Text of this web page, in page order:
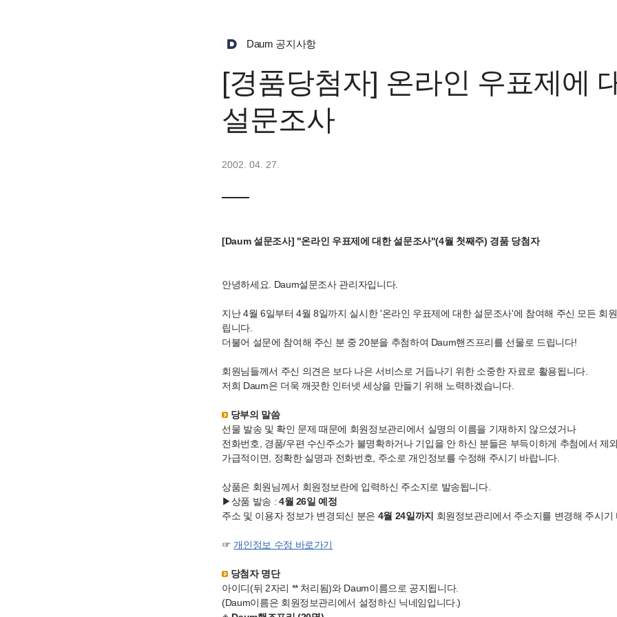
Daum 공지사항
[경품당첨자] 온라인 우표제에
설문조사
2002. 04. 27.
[Daum 설문조사] "온라인 우표제에 대한 설문조사"(4월 첫째주) 경품 당첨자
안녕하세요. Daum설문조사 관리자입니다.
지난 4월 6일부터 4월 8일까지 실시한 '온라인 우표제에 대한 설문조사'에 참여해 주신 모든 회
립니다.
더불어 설문에 참여해 주신 분 중 20분을 추첨하여 Daum핸즈프리를 선물로 드립니다!
회원님들께서 주신 의견은 보다 나은 서비스로 거듭나기 위한 소중한 자료로 활용됩니다.
저희 Daum은 더욱 깨끗한 인터넷 세상을 만들기 위해 노력하겠습니다.
당부의 말씀
선물 발송 및 확인 문제 때문에 회원정보관리에서 실명의 이름을 기재하지 않으셨거나
전화번호, 경품/우편 수신주소가 불명확하거나 기입을 안 하신 분들은 부득이하게 추첨에서 제
가급적이면, 정확한 실명과 전화번호, 주소로 개인정보를 수정해 주시기 바랍니다.
상품은 회원님께서 회원정보란에 입력하신 주소지로 발송됩니다.
▶상품 발송 : 4월 26일 예정
주소 및 이용자 정보가 변경되신 분은 4월 24일까지 회원정보관리에서 주소지를 변경해 주시기
☞ 개인정보 수정 바로가기
당첨자 명단
아이디(뒤 2자리 ** 처리됨)와 Daum이름으로 공지됩니다.
(Daum이름은 회원정보관리에서 설정하신 닉네임입니다.)